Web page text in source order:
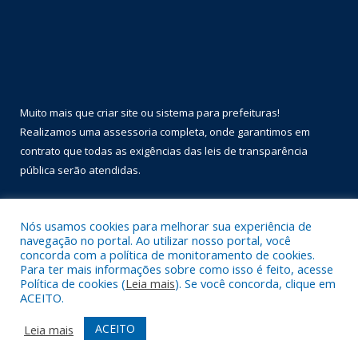
Muito mais que criar site ou sistema para prefeituras!
Realizamos uma assessoria completa, onde garantimos em
contrato que todas as exigências das leis de transparência
pública serão atendidas.
Todos os direitos reservados a Prefeitura Municipal de Óbidos.
Mapa do Site
Acessar Área Administrativa
Nós usamos cookies para melhorar sua experiência de
navegação no portal. Ao utilizar nosso portal, você
concorda com a política de monitoramento de cookies.
Para ter mais informações sobre como isso é feito, acesse
Política de cookies (Leia mais). Se você concorda, clique em
ACEITO.
Leia mais
ACEITO